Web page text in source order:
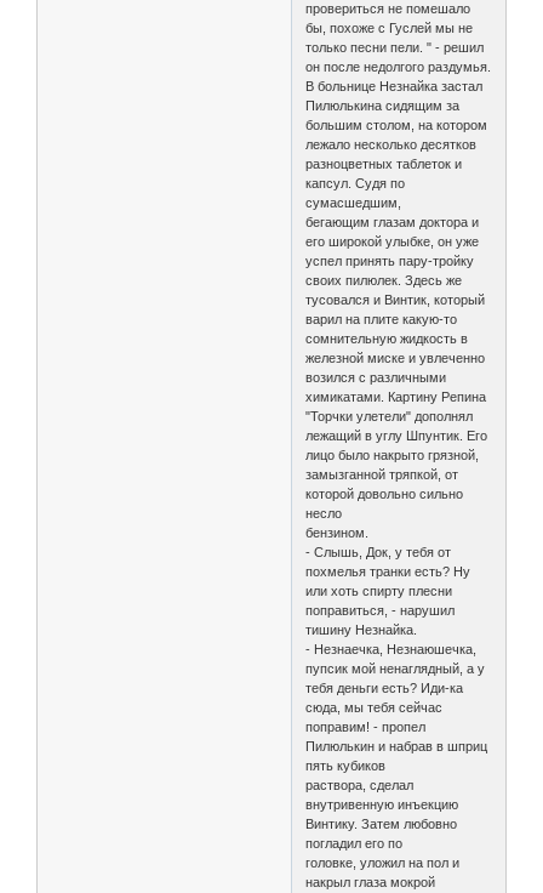
провериться не помешало
бы, похоже с Гуслей мы не
только песни пели. " - решил
он после недолгого раздумья.
В больнице Незнайка застал
Пилюлькина сидящим за
большим столом, на котором
лежало несколько десятков
разноцветных таблеток и
капсул. Судя по
сумасшедшим,
бегающим глазам доктора и
его широкой улыбке, он уже
успел принять пару-тройку
своих пилюлек. Здесь же
тусовался и Винтик, который
варил на плите какую-то
сомнительную жидкость в
железной миске и увлеченно
возился с различными
химикатами. Картину Репина
"Торчки улетели" дополнял
лежащий в углу Шпунтик. Его
лицо было накрыто грязной,
замызганной тряпкой, от
которой довольно сильно
несло
бензином.
- Слышь, Док, у тебя от
похмелья транки есть? Ну
или хоть спирту плесни
поправиться, - нарушил
тишину Незнайка.
- Незнаечка, Незнаюшечка,
пупсик мой ненаглядный, а у
тебя деньги есть? Иди-ка
сюда, мы тебя сейчас
поправим! - пропел
Пилюлькин и набрав в шприц
пять кубиков
раствора, сделал
внутривенную инъекцию
Винтику. Затем любовно
погладил его по
головке, уложил на пол и
накрыл глаза мокрой